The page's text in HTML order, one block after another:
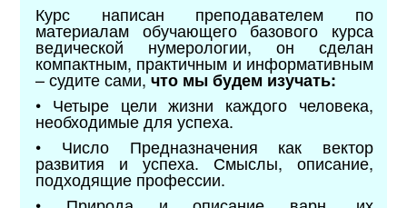
Курс написан преподавателем по
материалам обучающего базового курса
ведической нумерологии, он сделан
компактным, практичным и информативным
– судите сами,что мы будем изучать:
• Четыре цели жизни каждого человека,
необходимые для успеха.
• Число Предназначения как вектор
развития и успеха. Смыслы, описание,
подходящие профессии.